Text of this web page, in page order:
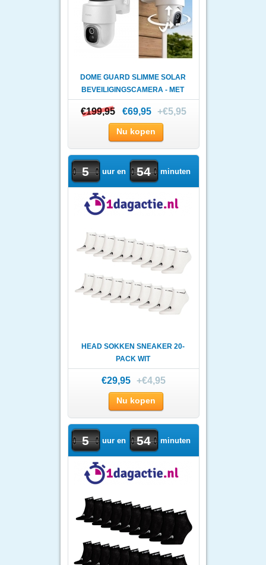
DOME GUARD SLIMME SOLAR
BEVEILIGINGSCAMERA - MET
A..
€199,95
€199,95 €69,95 +€5,95
Nu kopen
5 uur en 54 minuten
HEAD SOKKEN SNEAKER 20-
PACK WIT
€29,95 +€4,95
Nu kopen
5 uur en 54 minuten